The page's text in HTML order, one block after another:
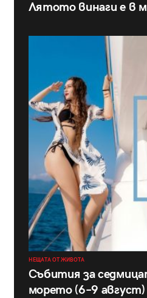
Лятото винаги е в
НЕЩАТА ОТ ЖИВОТА
Събития за
морето (6–9 август)